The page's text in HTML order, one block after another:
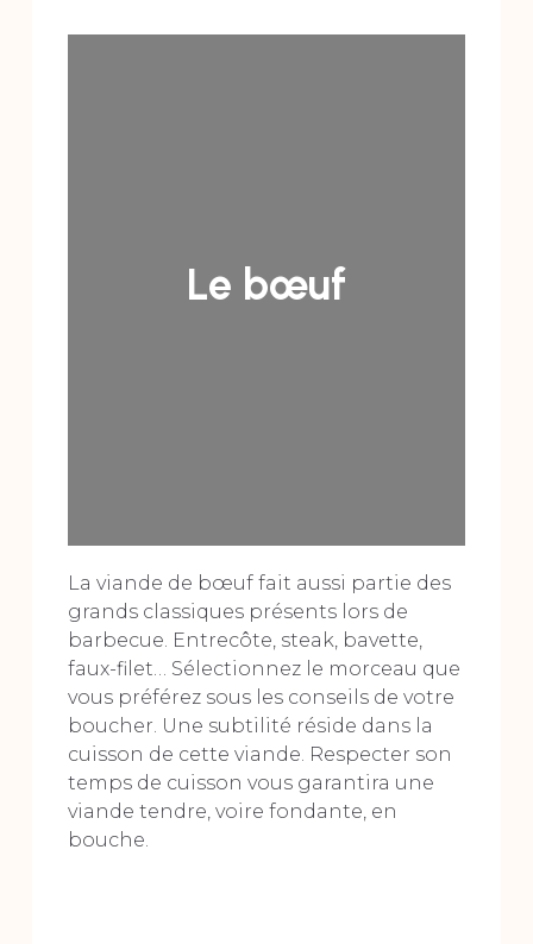
Le bœuf
La viande de bœuf fait aussi partie des
grands classiques présents lors de
barbecue. Entrecôte, steak, bavette,
faux-filet… Sélectionnez le morceau que
vous préférez sous les conseils de votre
boucher. Une subtilité réside dans la
cuisson de cette viande. Respecter son
temps de cuisson vous garantira une
viande tendre, voire fondante, en
bouche.